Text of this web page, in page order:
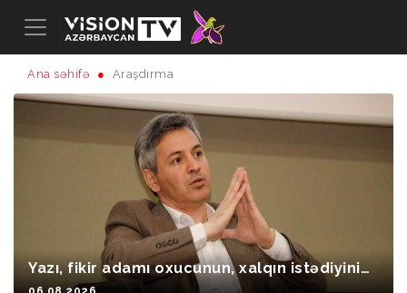
Ana səhifə Araşdırma
Yazı, fikir adamı oxucunun, xalqın istədiyinim